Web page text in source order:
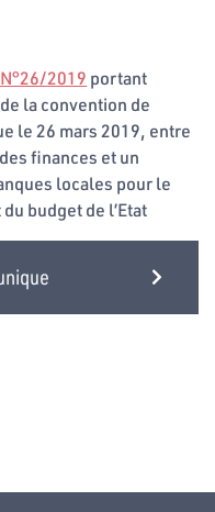
2019 portant
la convention de
le 26 mars 2019, entre
finances et un
locales pour le
budget de l’Etat